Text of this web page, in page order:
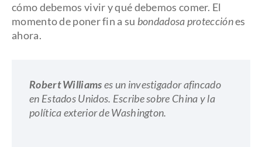
cómo debemos vivir y qué debemos comer. El
momento de poner fin a su bondadosa protecciónes
ahora.
Robert Williamses un investigador afincado
en Estados Unidos. Escribe sobre China y la
política exterior de Washington.